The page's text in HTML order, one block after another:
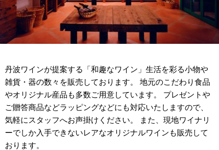
丹波ワインが提案する「和趣なワイン」生活を彩る小物や
雑貨・器の数々を販売しております。 地元のこだわり食品
やオリジナル産品も多数ご用意しています。 プレゼントや
ご贈答商品などラッピングなどにも対応いたしますので、
気軽にスタッフへお声掛けください。 また、現地ワイナリ
ーでしか入手できないレアなオリジナルワインも販売して
おります。